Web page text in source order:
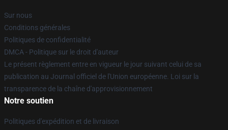
Sur nous
Conditions générales
Politiques de confidentialité
DMCA - Politique sur le droit d'auteur
Le présent règlement entre en vigueur le jour suivant celui de sa
publication au Journal officiel de l'Union européenne. Loi sur la
transparence de la chaîne d'approvisionnement
Notre soutien
Politiques d'expédition et de livraison